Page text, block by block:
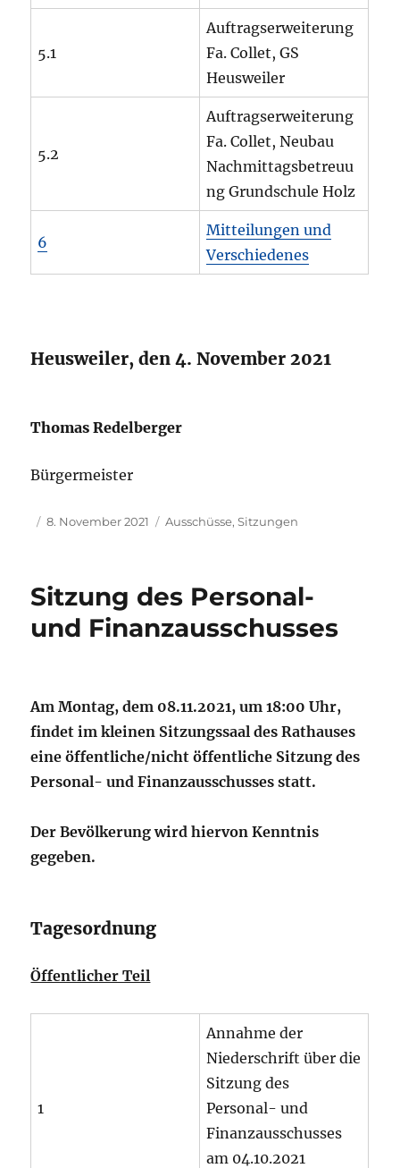
5.1
Auftragserweiterung
Fa. Collet, GS
Heusweiler
5.2
Auftragserweiterung
Fa. Collet, Neubau
Nachmittagsbetreuu
ng Grundschule Holz
6
Mitteilungen und
Verschiedenes
Heusweiler, den 4. November 2021
Thomas Redelberger
Bürgermeister
Autor
Veröffentlicht
8. November 2021 Kategorien
Ausschüsse,Sitzungen
Sitzung des Personal-
und Finanzausschusses
Am Montag, dem 08.11.2021, um 18:00 Uhr,
findet im kleinen Sitzungssaal des Rathauses
eine öffentliche/nicht öffentliche Sitzung des
Personal- und Finanzausschusses statt.
Der Bevölkerung wird hiervon Kenntnis
gegeben.
Tagesordnung
Öffentlicher Teil
1
Annahme der
Niederschrift über die
Sitzung des
Personal- und
Finanzausschusses
am 04.10.2021